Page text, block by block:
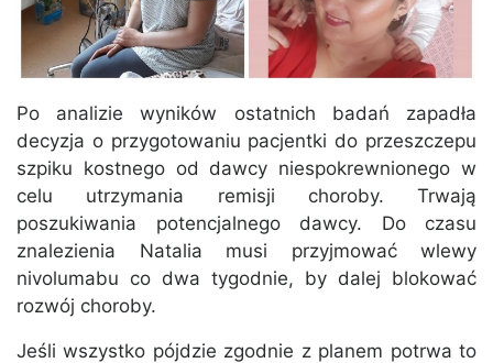
Po analizie wyników ostatnich badań zapadła
decyzja o przygotowaniu pacjentki do przeszczepu
szpiku kostnego od dawcy niespokrewnionego w
celu utrzymania remisji choroby. Trwają
poszukiwania potencjalnego dawcy. Do czasu
znalezienia Natalia musi przyjmować wlewy
nivolumabu co dwa tygodnie, by dalej blokować
rozwój choroby.
Jeśli wszystko pójdzie zgodnie z planem potrwa to